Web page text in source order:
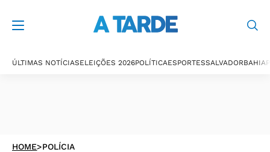
ÚLTIMAS NOTÍCIASELEIÇÕES 2026POLÍTICAESPORTESSALVADORBAHIA
HOME>POLÍCIA